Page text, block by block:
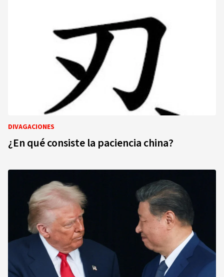
DIVAGACIONES
¿En qué consiste la paciencia china?